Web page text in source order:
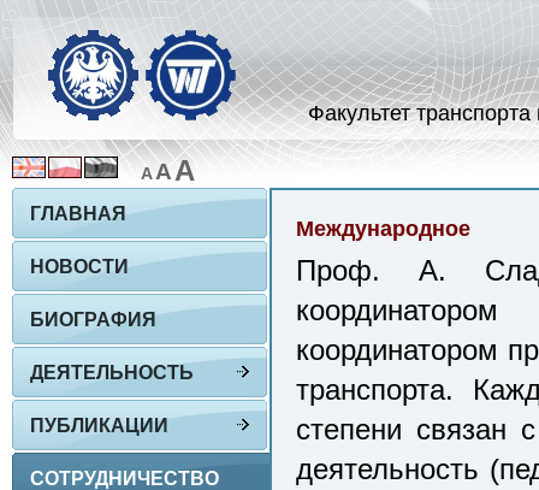
Факультет
AAA
Международное
Проф. А.
координатором
транспорта.
степени связан
деятельность
ГЛАВНАЯ
НОВОСТИ
БИОГРАФИЯ
ДЕЯТЕЛЬНОСТЬ
ПУБЛИКАЦИИ
СОТРУДНИЧЕСТВО